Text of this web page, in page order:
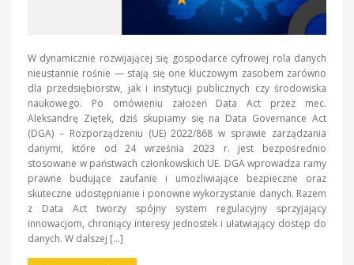
W dynamicznie rozwijającej się gospodarce cyfrowej rola danych
nieustannie rośnie — stają się one kluczowym zasobem zarówno
dla przedsiębiorstw, jak i instytucji publicznych czy środowiska
naukowego. Po omówieniu założeń Data Act przez mec.
Aleksandrę Ziętek, dziś skupiamy się na Data Governance Act
(DGA) – Rozporządzeniu (UE) 2022/868 w sprawie zarządzania
danymi, które od 24 września 2023 r. jest bezpośrednio
stosowane w państwach członkowskich UE. DGA wprowadza ramy
prawne budujące zaufanie i umożliwiające bezpieczne oraz
skuteczne udostępnianie i ponowne wykorzystanie danych. Razem
z Data Act tworzy spójny system regulacyjny sprzyjający
innowacjom, chroniący interesy jednostek i ułatwiający dostęp do
danych. W dalszej […]